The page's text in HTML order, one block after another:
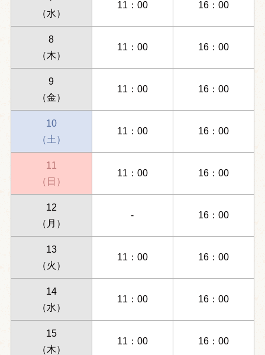
（水）
11：00 16：00
8
（木）
11：00 16：00
9
（金）
11：00 16：00
10
（土）
11：00 16：00
11
（日）
11：00 16：00
12
（月）
- 16：00
13
（火）
11：00 16：00
14
（水）
11：00 16：00
15
（木）
11：00 16：00